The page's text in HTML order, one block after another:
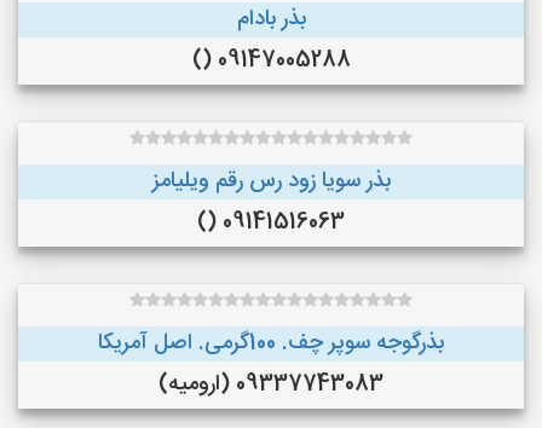
بذر بادام
09147005288 ()
بذر سویا زود رس رقم ویلیامز
09141516063 ()
بذرگوجه‌ سوپر چف. 100گرمی. اصل آمریکا
09337743083 (ارومیه)